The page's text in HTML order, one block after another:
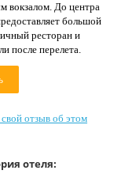
вокзалом. До центра
большой
ресторан и
после перелета.
отзыв об этом
отеля: